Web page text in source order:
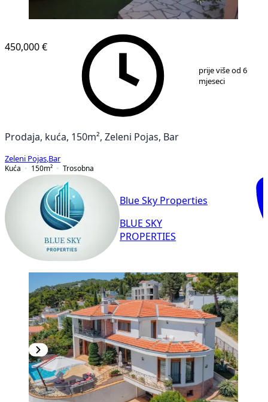
1 9
450,000 €
prije više od 6
mjeseci
Prodaja, kuća, 150m², Zeleni Pojas, Bar
Zeleni Pojas Bar
Kuća
150m² Trosobna
Blue Sky Properties
BLUE SKY
PROPERTIES